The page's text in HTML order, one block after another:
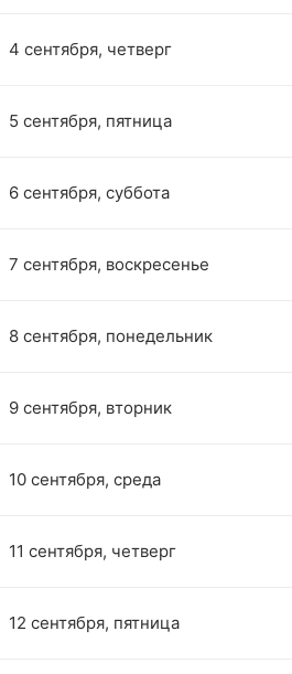
4 сентября, четверг
5 сентября, пятница
6 сентября, суббота
7 сентября, воскресенье
8 сентября, понедельник
9 сентября, вторник
10 сентября, среда
11 сентября, четверг
12 сентября, пятница